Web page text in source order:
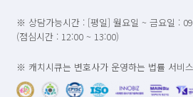
※ 상담가능시간 : [평일] 월요일 ~ 금요일 :
(점심시간 : 12:00 ~ 13:00)
※ 캐치시큐는 변호사가 운영하는 법률 서비